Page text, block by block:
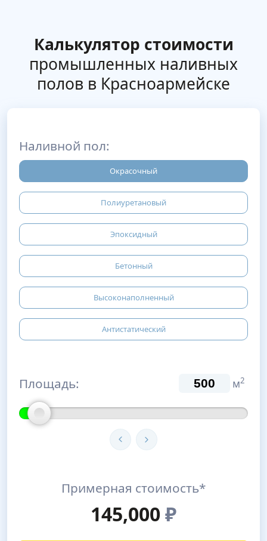
Калькулятор стоимости
промышленных наливных
полов в Красноармейске
Наливной пол:
Окрасочный
Полиуретановый
Эпоксидный
Бетонный
Высоконаполненный
Антистатический
Площадь: м2
Примерная стоимость*
145,000₽